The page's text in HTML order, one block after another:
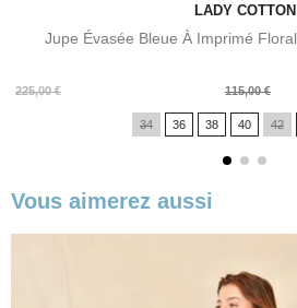
LADY COTTON
Jupe Évasée Bleue À Imprimé
225,00 €
Prix
115,00 €
Prix
34 36 38 40 42
Vous aimerez aussi